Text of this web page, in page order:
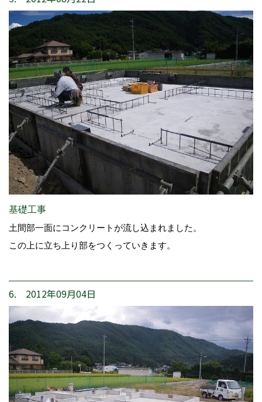
基礎工事
土間部一面にコンクリートが流し込まれました。
この上に立ち上り部をつくっていきます。
6. 2012年09月04日